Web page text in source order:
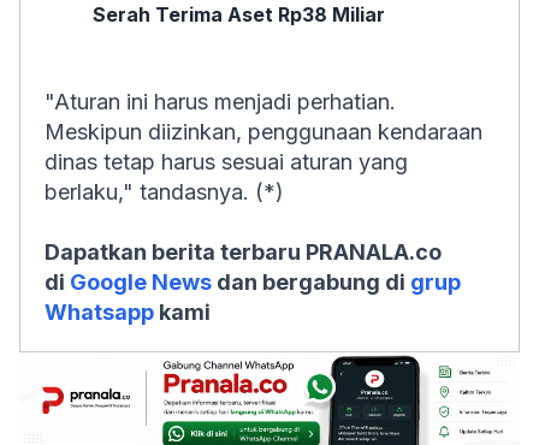
Serah Terima Aset Rp38 Miliar
"Aturan ini harus menjadi perhatian.
Meskipun diizinkan, penggunaan kendaraan
dinas tetap harus sesuai aturan yang
berlaku," tandasnya. (*)
Dapatkan berita terbaru PRANALA.co
di Google News dan bergabung di grup
Whatsapp kami